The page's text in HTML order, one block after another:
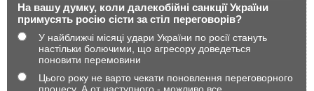
На вашу думку, коли далекобійні санкції України
примусять росію сісти за стіл переговорів?
У найближчі місяці удари України по росії стануть
настільки болючими, що агресору доведеться
поновити перемовини
Цього року не варто чекати поновлення переговорного